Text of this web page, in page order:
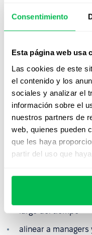
Consentimiento
Esta página web usa
Las cookies de este
el contenido y los
sociales y analizar el
información sobre el
nuestros partners de
web, quienes pueden
que les haya
partir del uso que
analytics para
tiempo, suele abrir la
aunque no
El rol de las
estructura
Una red de carrera
estructurada. Para
PeopleForce para:
alinear a